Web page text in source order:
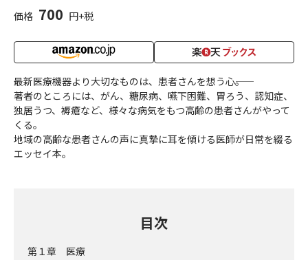
価格 700 円+税
最新医療機器より大切なものは、患者さんを想う心――。
著者のところには、がん、糖尿病、嚥下困難、胃ろう、認知症、
独居うつ、褥瘡など、様々な病気をもつ高齢の患者さんがやって
くる。
地域の高齢な患者さんの声に真摯に耳を傾ける医師が日常を綴る
エッセイ本。
目次
第１章 医療